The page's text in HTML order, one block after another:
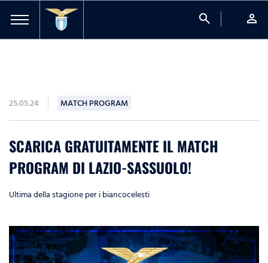
search person
25.05.24 MATCH PROGRAM
SCARICA GRATUITAMENTE IL MATCH
PROGRAM DI LAZIO-SASSUOLO!
Ultima della stagione per i biancocelesti